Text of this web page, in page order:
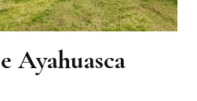
Ayahuasca